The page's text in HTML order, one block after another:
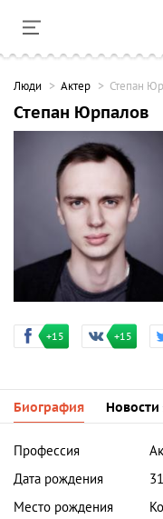
Люди Актер Степан
Степан Юрпалов
+15 +15
Биография Новости
Профессия
Дата рождения
Место рождения